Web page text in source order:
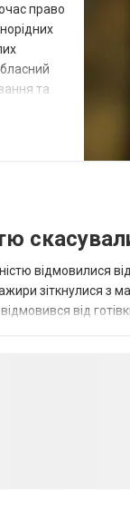
право
та
відмовилися
зіткнулися з
від